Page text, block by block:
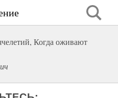
Когда оживают